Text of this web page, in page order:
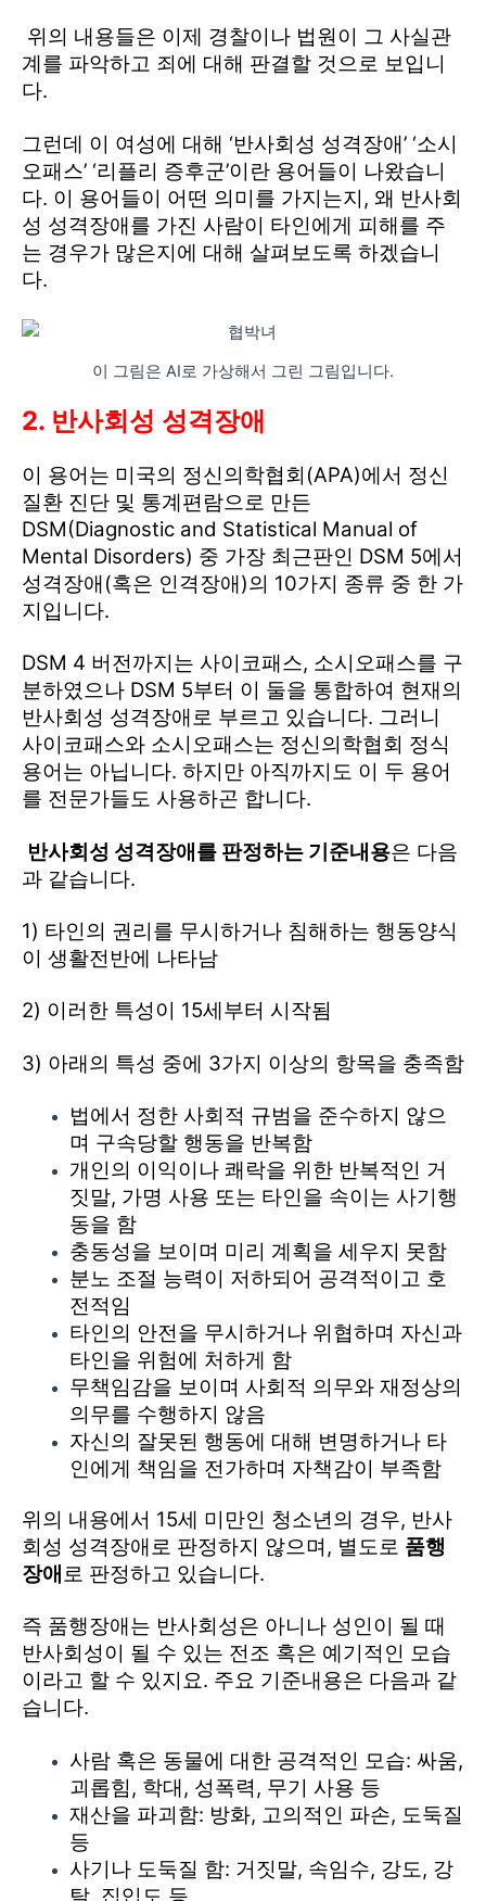
위의 내용들은 이제 경찰이나 법원이 그 사실관
계를 파악하고 죄에 대해 판결할 것으로 보입니
다.
그런데 이 여성에 대해 ‘반사회성 성격장애’ ‘소시
오패스’ ‘리플리 증후군’이란 용어들이 나왔습니
다. 이 용어들이 어떤 의미를 가지는지, 왜 반사회
성 성격장애를 가진 사람이 타인에게 피해를 주
는 경우가 많은지에 대해 살펴보도록 하겠습니
다.
이 그림은 AI로 가상해서 그린 그림입니다.
2. 반사회성 성격장애
이 용어는 미국의 정신의학협회(APA)에서 정신
질환 진단 및 통계편람으로 만든
DSM(Diagnostic and Statistical Manual of
Mental Disorders) 중 가장 최근판인 DSM 5에서
성격장애(혹은 인격장애)의 10가지 종류 중 한 가
지입니다.
DSM 4 버전까지는 사이코패스, 소시오패스를 구
분하였으나 DSM 5부터 이 둘을 통합하여 현재의
반사회성 성격장애로 부르고 있습니다. 그러니
사이코패스와 소시오패스는 정신의학협회 정식
용어는 아닙니다. 하지만 아직까지도 이 두 용어
를 전문가들도 사용하곤 합니다.
반사회성 성격장애를 판정하는 기준내용은 다음
과 같습니다.
1) 타인의 권리를 무시하거나 침해하는 행동양식
이 생활전반에 나타남
2) 이러한 특성이 15세부터 시작됨
3) 아래의 특성 중에 3가지 이상의 항목을 충족함
법에서 정한 사회적 규범을 준수하지 않으
며 구속당할 행동을 반복함
개인의 이익이나 쾌락을 위한 반복적인 거
짓말, 가명 사용 또는 타인을 속이는 사기행
동을 함
충동성을 보이며 미리 계획을 세우지 못함
분노 조절 능력이 저하되어 공격적이고 호
전적임
타인의 안전을 무시하거나 위협하며 자신과
타인을 위험에 처하게 함
무책임감을 보이며 사회적 의무와 재정상의
의무를 수행하지 않음
자신의 잘못된 행동에 대해 변명하거나 타
인에게 책임을 전가하며 자책감이 부족함
위의 내용에서 15세 미만인 청소년의 경우, 반사
회성 성격장애로 판정하지 않으며, 별도로 품행
장애 로 판정하고 있습니다.
즉 품행장애는 반사회성은 아니나 성인이 될 때
반사회성이 될 수 있는 전조 혹은 예기적인 모습
이라고 할 수 있지요. 주요 기준내용은 다음과 같
습니다.
사람 혹은 동물에 대한 공격적인 모습: 싸움,
괴롭힘, 학대, 성폭력, 무기 사용 등
재산을 파괴함: 방화, 고의적인 파손, 도둑질
등
사기나 도둑질 함: 거짓말, 속임수, 강도, 강
탈, 집입도 등